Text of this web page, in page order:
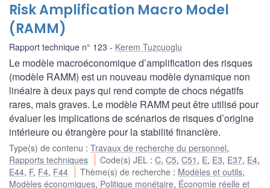
Risk Amplification Macro Model
(RAMM)
Rapport technique n° 123 Kerem Tuzcuoglu
Le modèle macroéconomique d’amplification des risques
(modèle RAMM) est un nouveau modèle dynamique non
linéaire à deux pays qui rend compte de chocs négatifs
rares, mais graves. Le modèle RAMM peut être utilisé pour
évaluer les implications de scénarios de risques d’origine
intérieure ou étrangère pour la stabilité financière.
Type(s) de contenu : Travaux de recherche du personnel,
Rapports techniques
Code(s) JEL :C,C5,C51 , E, E3, E37, E4,
E44, F, F4, F44 Thème(s) de recherche : Modèles et outils,
Modèles économiques, Politique monétaire, Économie réelle et